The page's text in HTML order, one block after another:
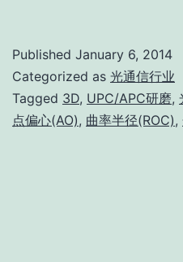
Published January 6, 2014
Categorized as 光通信行业
Tagged 3D, UPC/APC研磨,
点偏心(AO), 曲率半径(ROC),